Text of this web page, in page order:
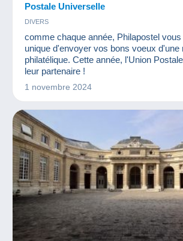
Postale Universelle
DIVERS
comme chaque année, Philapostel
unique d'envoyer vos bons voeux d'une
philatélique. Cette année, l'Union
leur partenaire !
1 novembre 2024